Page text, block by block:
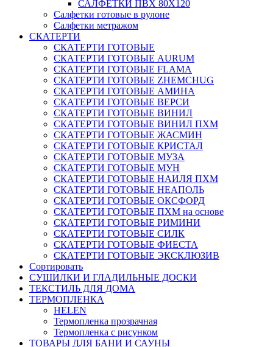
САЛФЕТКИ ПВХ 80Х120
Салфетки готовые в рулоне
Салфетки метражом
СКАТЕРТИ
СКАТЕРТИ ГОТОВЫЕ
СКАТЕРТИ ГОТОВЫЕ AURUM
СКАТЕРТИ ГОТОВЫЕ FLAMA
СКАТЕРТИ ГОТОВЫЕ ZHEMCHUG
СКАТЕРТИ ГОТОВЫЕ АМИНА
СКАТЕРТИ ГОТОВЫЕ ВЕРСИ
СКАТЕРТИ ГОТОВЫЕ ВИНИЛ
СКАТЕРТИ ГОТОВЫЕ ВИНИЛ ПХМ
СКАТЕРТИ ГОТОВЫЕ ЖАСМИН
СКАТЕРТИ ГОТОВЫЕ КРИСТАЛ
СКАТЕРТИ ГОТОВЫЕ МУЗА
СКАТЕРТИ ГОТОВЫЕ МУН
СКАТЕРТИ ГОТОВЫЕ НАИЛЯ ПХМ
СКАТЕРТИ ГОТОВЫЕ НЕАПОЛЬ
СКАТЕРТИ ГОТОВЫЕ ОКСФОРД
СКАТЕРТИ ГОТОВЫЕ ПХМ на основе
СКАТЕРТИ ГОТОВЫЕ РИМИНИ
СКАТЕРТИ ГОТОВЫЕ СИЛК
СКАТЕРТИ ГОТОВЫЕ ФИЕСТА
СКАТЕРТИ ГОТОВЫЕ ЭКСКЛЮЗИВ
Сортировать
СУШИЛКИ И ГЛАДИЛЬНЫЕ ДОСКИ
ТЕКСТИЛЬ ДЛЯ ДОМА
ТЕРМОПЛЕНКА
HELEN
Термопленка прозрачная
Термопленка с рисунком
ТОВАРЫ ДЛЯ БАНИ И САУНЫ